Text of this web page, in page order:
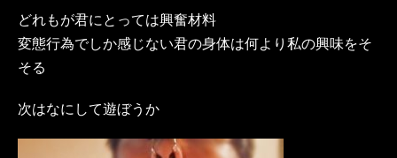
どれもが君にとっては興奮材料
変態行為でしか感じない君の身体は何より私の興味をそ
そる
次はなにして遊ぼうか